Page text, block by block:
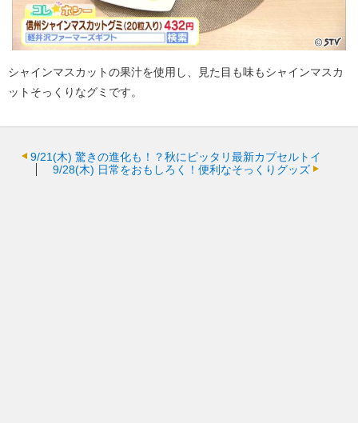
シャインマスカットの果汁を使用し、見た目も味もシャインマスカ
ットそっくりなグミです。
9/21(木) 驚きの進化も！？秋にピッタリ最新カプセルトイ
9/28(木) 日常をおもしろく！便利なそっくりグッズ